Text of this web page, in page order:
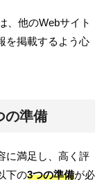
、他のWebサイト
を掲載するよう心
の準備
に満足し、高く評
下の3つの準備が必